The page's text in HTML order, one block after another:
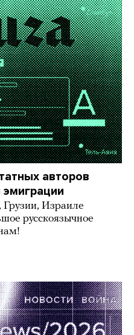
авторов
эмиграции
Израиле
русскоязычное